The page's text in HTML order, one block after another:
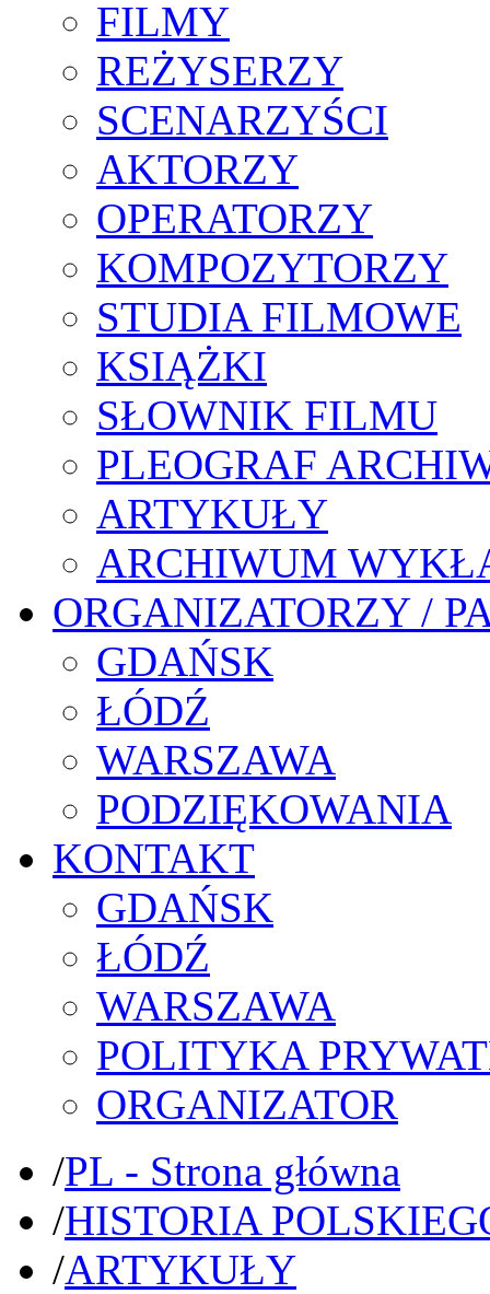
FILMY
REŻYSERZY
SCENARZYŚCI
AKTORZY
OPERATORZY
KOMPOZYTORZY
STUDIA FILMOWE
KSIĄŻKI
SŁOWNIK FILMU
PLEOGRAF
ARTYKUŁY
ARCHIWUM
ORGANIZATORZY /
GDAŃSK
ŁÓDŹ
WARSZAWA
PODZIĘKOWANIA
KONTAKT
GDAŃSK
ŁÓDŹ
WARSZAWA
POLITYKA
ORGANIZATOR
/PL - Strona główna
/HISTORIA
/ARTYKUŁY